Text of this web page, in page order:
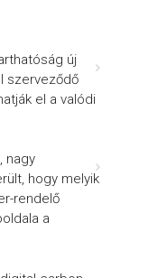
új
szerveződő
el a valódi
nagy
hogy melyik
rendelő
a